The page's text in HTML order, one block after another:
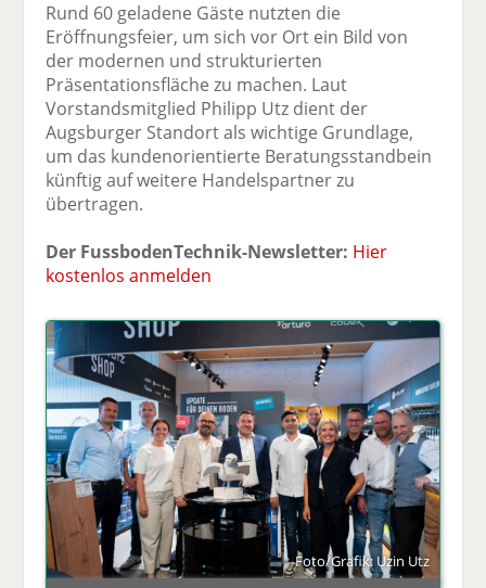
Rund 60 geladene Gäste nutzten die
Eröffnungsfeier, um sich vor Ort ein Bild von
der modernen und strukturierten
Präsentationsfläche zu machen. Laut
Vorstandsmitglied Philipp Utz dient der
Augsburger Standort als wichtige Grundlage,
um das kundenorientierte Beratungsstandbein
künftig auf weitere Handelspartner zu
übertragen.
Der FussbodenTechnik-Newsletter: Hier
kostenlos anmelden
Foto/Grafik: Uzin Utz